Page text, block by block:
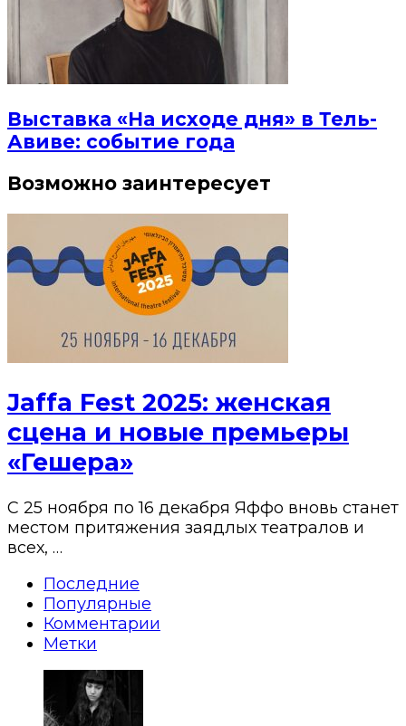
Выставка «На исходе дня» в Тель-
Авиве: событие года
Возможно заинтересует
Jaffa Fest 2025: женская
сцена и новые премьеры
«Гешера»
С 25 ноября по 16 декабря Яффо вновь станет
местом притяжения заядлых театралов и
всех, …
Последние
Популярные
Комментарии
Метки